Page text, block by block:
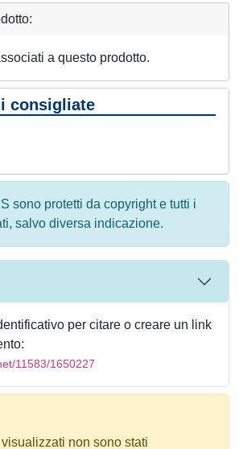
a questo prodotto.
consigliate
sono protetti da copyright e tutti i
salvo diversa indicazione.
per citare o creare un link
11583/1650227
non sono stati